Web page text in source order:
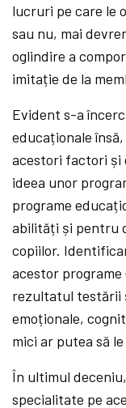
lucruri pe care le
sau nu, mai
oglindire a
imitație de la
Evident s-a
educaționale
acestori factori și
ideea unor
programe
abilități și pentru
copiilor.
acestor
rezultatul testării
emoționale,
mici ar putea să
În ultimul
specialitate pe